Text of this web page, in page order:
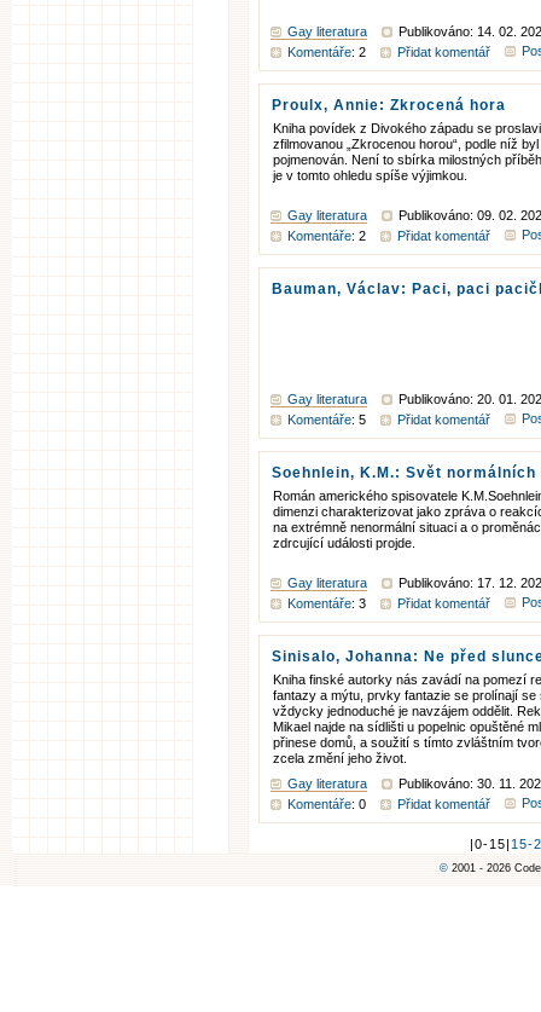
Gay literatura
Publikováno: 14. 02.
Komentáře: 2 Přidat komentář
Proulx, Annie: Zkrocená hora
Kniha povídek z Divokého západu se
zfilmovanou „Zkrocenou horou“, podle níž
pojmenován. Není to sbírka milostných
je v tomto ohledu spíše výjimkou.
Gay literatura
Publikováno: 09. 02.
Komentáře: 2 Přidat komentář
Bauman, Václav: Paci, paci
Gay literatura
Publikováno: 20. 01.
Komentáře: 5 Přidat komentář
Soehnlein, K.M.: Svět normálních
Román amerického spisovatele
dimenzi charakterizovat jako zpráva o
na extrémně nenormální situaci a o
zdrcující události projde.
Gay literatura
Publikováno: 17. 12.
Komentáře: 3 Přidat komentář
Sinisalo, Johanna: Ne před
Kniha finské autorky nás zavádí na pomezí
fantazy a mýtu, prvky fantazie se prolínají
vždycky jednoduché je navzájem oddělit.
Mikael najde na sídlišti u popelnic opuštěné
přinese domů, a soužití s tímto zvláštním
zcela změní jeho život.
Gay literatura
Publikováno: 30. 11.
Komentáře: 0 Přidat komentář
|0-15| 15-
© 2001 - 2026